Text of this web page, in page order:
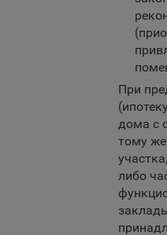
всегда может направить
использования файлов сookie,
При
дома с
тому
либо